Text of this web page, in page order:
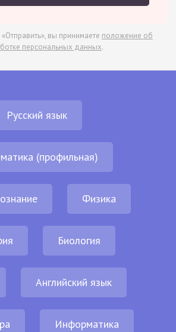
вы принимаете положение об
персональных данных.
Русский язык
(профильная)
Физика
Биология
Английский язык
Информатика